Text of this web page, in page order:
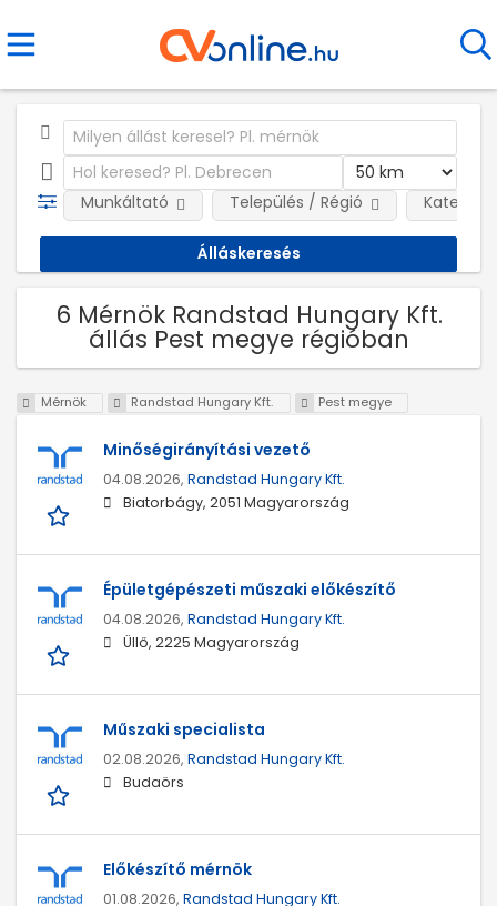
Munkáltató Település / Régió
6 Mérnök Randstad Hungary Kft.
állás Pest megye régióban
Mérnök Randstad Hungary Kft. Pest megye
Minőségirányítási vezető
04.08.2026, Randstad Hungary Kft.
Biatorbágy, 2051 Magyarország
Épületgépészeti műszaki előkészítő
04.08.2026, Randstad Hungary Kft.
Üllő, 2225 Magyarország
Műszaki specialista
02.08.2026, Randstad Hungary Kft.
Budaörs
Előkészítő mérnök
01.08.2026, Randstad Hungary Kft.